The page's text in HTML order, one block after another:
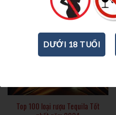
Top 100 loại rượu Tequila Tốt
DƯỚI 18 TUỔI